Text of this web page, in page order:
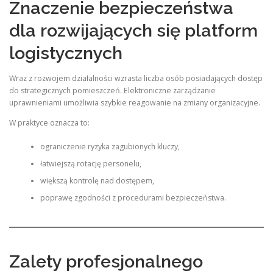
Znaczenie bezpieczeństwa
dla rozwijających się platform
logistycznych
Wraz z rozwojem działalności wzrasta liczba osób posiadających dostęp
do strategicznych pomieszczeń. Elektroniczne zarządzanie
uprawnieniami umożliwia szybkie reagowanie na zmiany organizacyjne.
W praktyce oznacza to:
ograniczenie ryzyka zagubionych kluczy,
łatwiejszą rotację personelu,
większą kontrolę nad dostępem,
poprawę zgodności z procedurami bezpieczeństwa.
Zalety profesjonalnego